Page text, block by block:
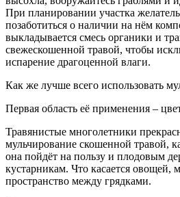
При планировании участка
позаботиться о наличии на нём
выкладывается смесь органики и
свежескошенной травой, чтобы
испарение драгоценной влаги.
Как же лучше всего использовать
Первая область её применения –
Травянистые многолетники
мульчирование скошенной травой,
она пойдёт на пользу и плодовым
кустарникам. Что касается овощей,
пространство между грядками.